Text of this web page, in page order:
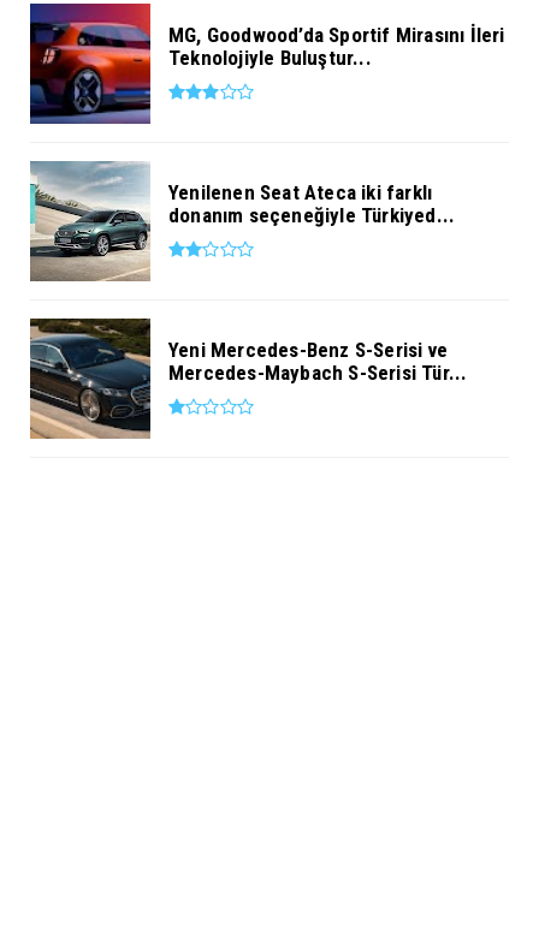
MG, Goodwood’da Sportif Mirasını İleri
Teknolojiyle Buluştur...
Yenilenen Seat Ateca iki farklı
donanım seçeneğiyle Türkiyed...
Yeni Mercedes-Benz S-Serisi ve
Mercedes-Maybach S-Serisi Tür...